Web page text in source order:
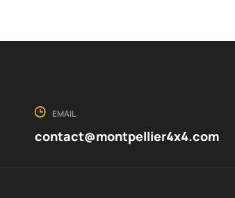
EMAIL
contact@montpellier4x4.com